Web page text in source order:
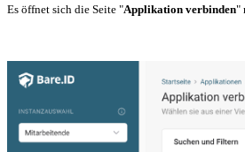
Es öffnet sich die Seite "Applikation verbinden"